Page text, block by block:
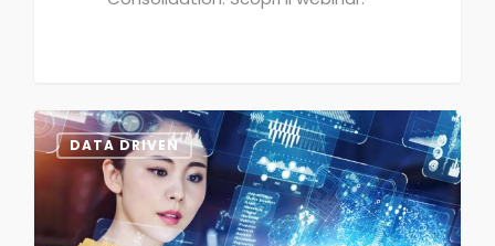
DATA DRIVEN